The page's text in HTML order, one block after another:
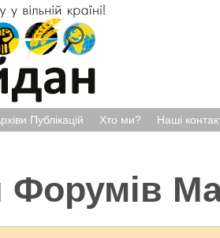
Публікацій Хто ми? Наші
Форумів